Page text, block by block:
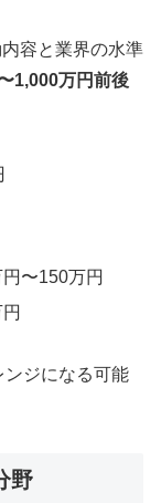
容と業界の水準
1,000万円前後
円〜150万円
ジになる可能
野